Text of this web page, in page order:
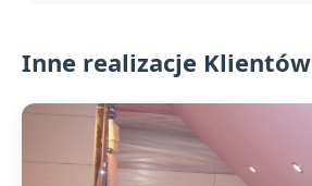
Inne realizacje Klientów